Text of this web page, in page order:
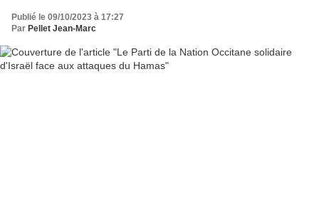
Publié le 09/10/2023 à 17:27
Par Pellet Jean-Marc